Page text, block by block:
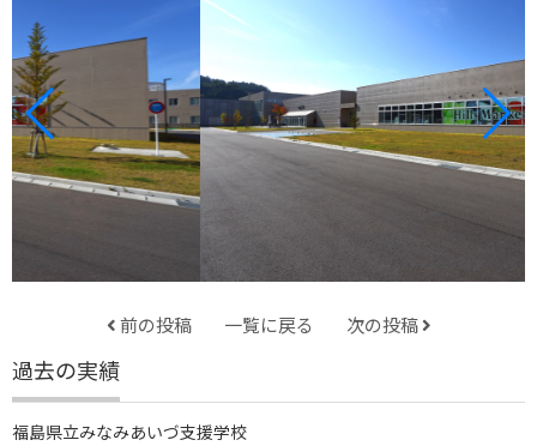
前の投稿 一覧に戻る 次の投稿
過去の実績
福島県立みなみあいづ支援学校